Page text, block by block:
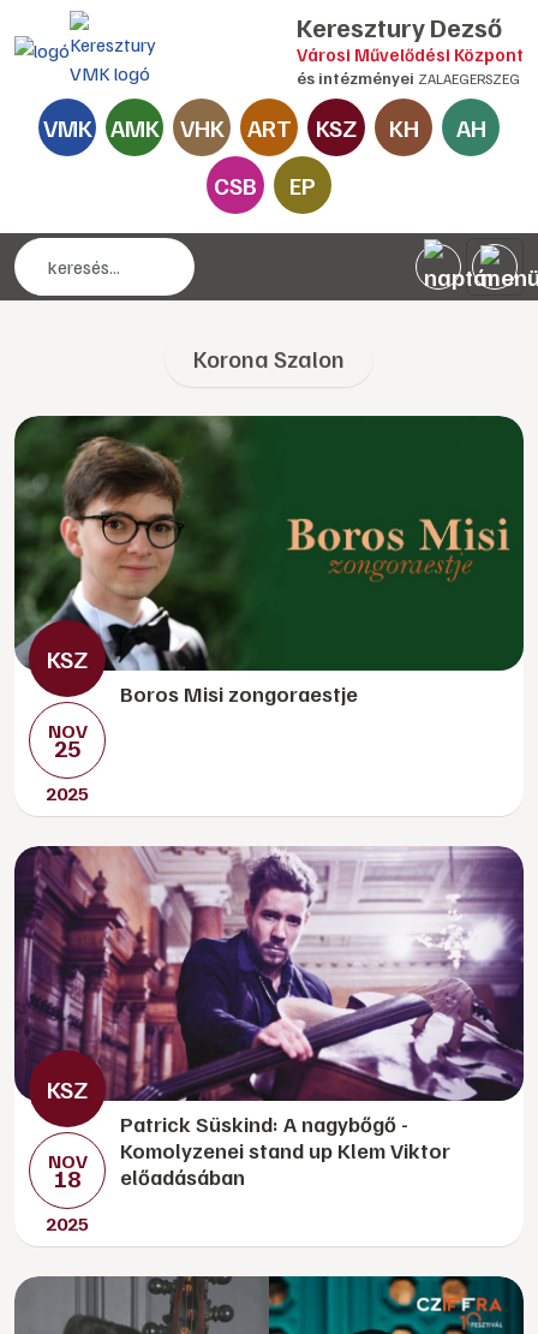
Keresztury Dezső
Városi Művelődési Központ
és intézményei ZALAEGERSZEG
VMK AMK VHK ART KSZ KH
AH
CSB
EP
Korona Szalon
NOV
25
2025
Boros Misi zongoraestje
NOV
18
2025
Patrick Süskind: A nagybőgő -
Komolyzenei stand up Klem Viktor
előadásában